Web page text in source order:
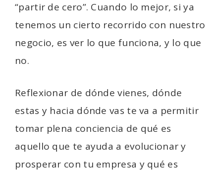
“partir de cero”. Cuando lo mejor, si ya
tenemos un cierto recorrido con nuestro
negocio, es ver lo que funciona, y lo que
no.
Reflexionar de dónde vienes, dónde
estas y hacia dónde vas te va a permitir
tomar plena conciencia de qué es
aquello que te ayuda a evolucionar y
prosperar con tu empresa y qué es